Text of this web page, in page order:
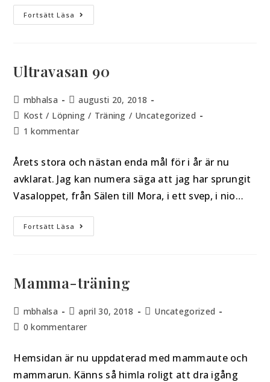
Fortsätt Läsa
Ultravasan 90
mbhalsa
augusti 20, 2018
Kost / Löpning / Träning / Uncategorized
1 kommentar
Årets stora och nästan enda mål för i år är nu
avklarat. Jag kan numera säga att jag har sprungit
Vasaloppet, från Sälen till Mora, i ett svep, i nio…
Fortsätt Läsa
Mamma-träning
mbhalsa april 30, 2018
Uncategorized
0 kommentarer
Hemsidan är nu uppdaterad med mammaute och
mammarun. Känns så himla roligt att dra igång